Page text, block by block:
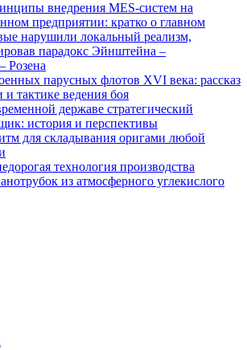
внедрения MES-систем на
предприятии: кратко о главном
нарушили локальный реализм,
парадокс Эйнштейна –
Розена
парусных флотов XVI века: рассказ
тактике ведения боя
державе стратегический
история и перспективы
для складывания оригами любой
технология производства
из атмосферного углекислого